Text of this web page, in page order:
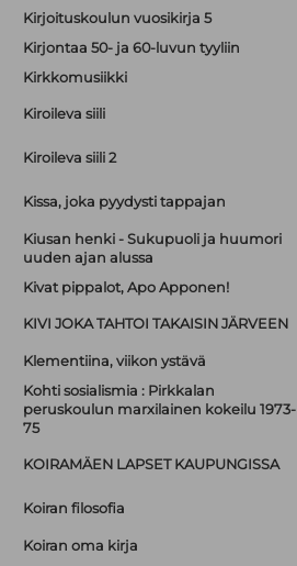
Kirjoituskoulun vuosikirja 5
Kirjontaa 50- ja 60-luvun tyyliin
Kirkkomusiikki
Kiroileva siili
Kiroileva siili 2
Kissa, joka pyydysti tappajan
Kiusan henki - Sukupuoli ja huumori
uuden ajan alussa
Kivat pippalot, Apo Apponen!
KIVI JOKA TAHTOI TAKAISIN JÄRVEEN
Klementiina, viikon ystävä
Kohti sosialismia : Pirkkalan
peruskoulun marxilainen kokeilu 1973-
75
KOIRAMÄEN LAPSET KAUPUNGISSA
Koiran filosofia
Koiran oma kirja